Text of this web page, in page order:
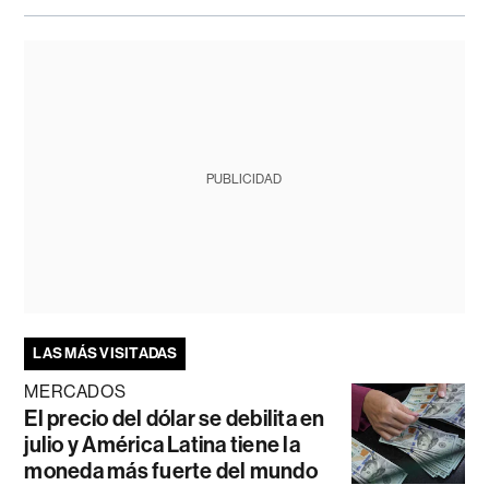
PUBLICIDAD
LAS MÁS VISITADAS
MERCADOS
El precio del dólar se debilita en
julio y América Latina tiene la
moneda más fuerte del mundo